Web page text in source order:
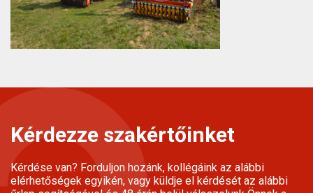
Kérdezze szakértőinket
Kérdése van? Forduljon hozánk, kollégáink az alábbi
elérhetőségek egyikén, vagy küldje el kérdését az alábbi